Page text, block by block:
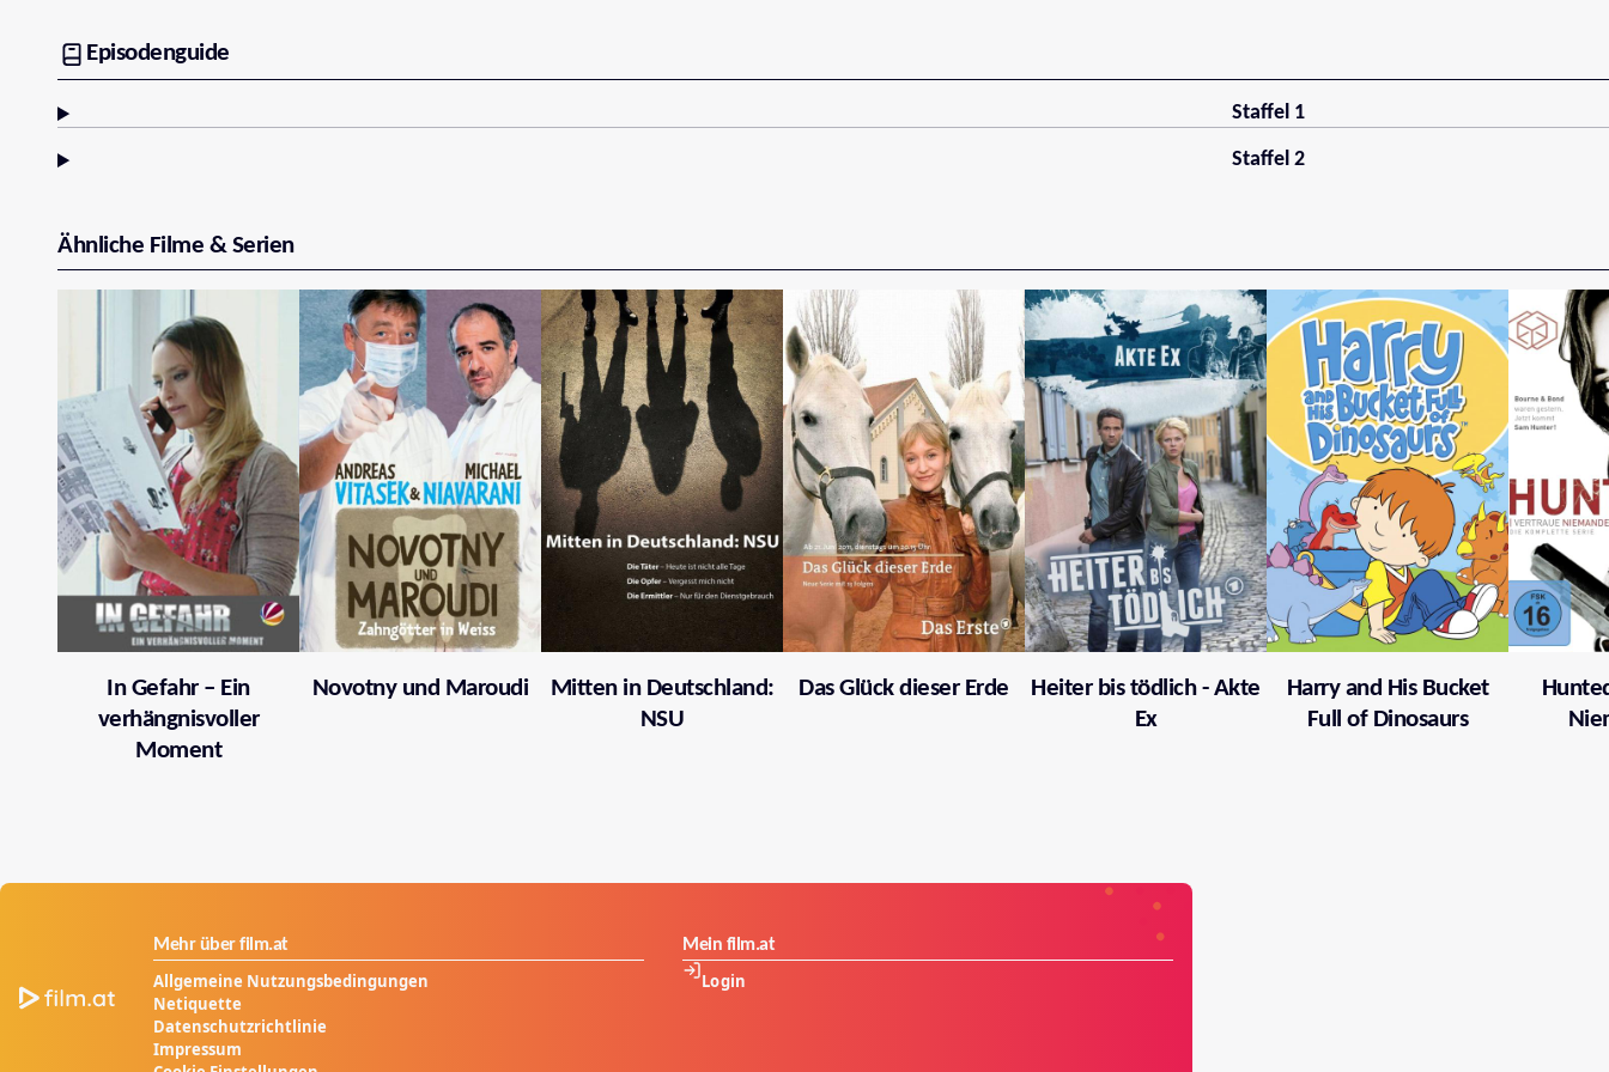
Episodenguide
Staffel 1
Staffel 2
Ähnliche Filme & Serien
In Gefahr – Ein
verhängnisvoller
Moment
Novotny und Maroudi
Mitten in Deutschland:
NSU
Das Glück dieser Erde
Heiter bis tödlich - Akte
Ex
Harry and His Bucket
Full of Dinosaurs
Mehr über film.at
Allgemeine Nutzungsbedingungen
Netiquette
Datenschutzrichtlinie
Impressum
Mein film.at
Login